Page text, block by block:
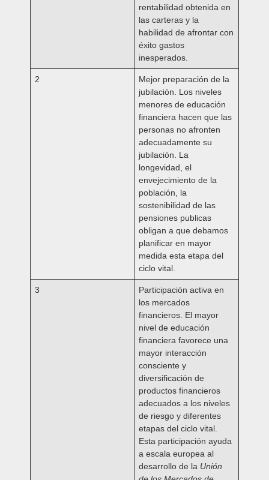
rentabilidad obtenida en
las carteras y la
habilidad de afrontar con
éxito gastos
inesperados.
2
Mejor preparación de la
jubilación. Los niveles
menores de educación
financiera hacen que las
personas no afronten
adecuadamente su
jubilación. La
longevidad, el
envejecimiento de la
población, la
sostenibilidad de las
pensiones publicas
obligan a que debamos
planificar en mayor
medida esta etapa del
ciclo vital.
3
Participación activa en
los mercados
financieros. El mayor
nivel de educación
financiera favorece una
mayor interacción
consciente y
diversificación de
productos financieros
adecuados a los niveles
de riesgo y diferentes
etapas del ciclo vital.
Esta participación ayuda
a escala europea al
desarrollo de la Unión